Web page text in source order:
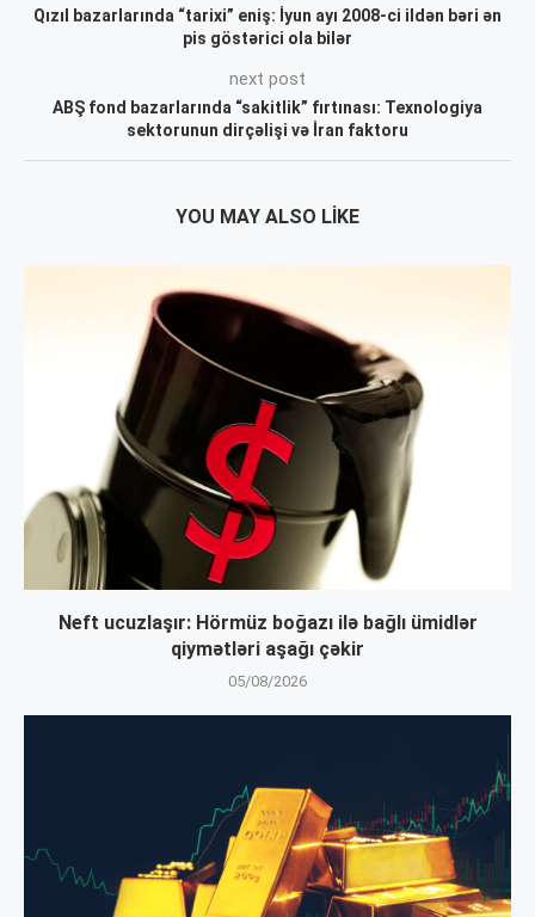
Qızıl bazarlarında “tarixi” eniş: İyun ayı 2008-ci ildən bəri ən
pis göstərici ola bilər
next post
ABŞ fond bazarlarında “sakitlik” fırtınası: Texnologiya
sektorunun dirçəlişi və İran faktoru
YOU MAY ALSO LIKE
Neft ucuzlaşır: Hörmüz boğazı ilə bağlı ümidlər
qiymətləri aşağı çəkir
05/08/2026